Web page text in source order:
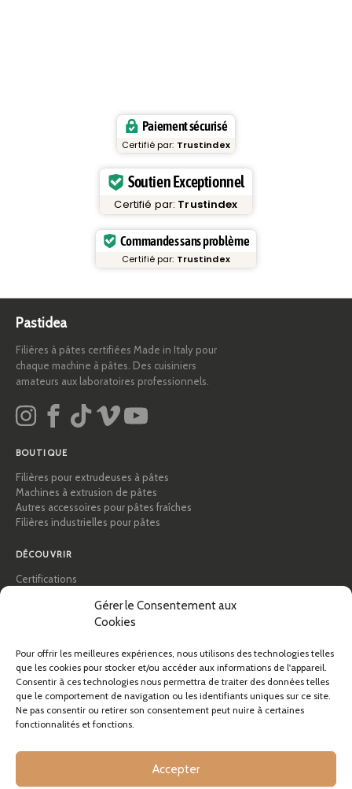
Gérer le Consentement aux
Cookies
Pour offrir les meilleures expériences, nous utilisons des technologies telles
que les cookies pour stocker et/ou accéder aux informations de l'appareil.
Consentir à ces technologies nous permettra de traiter des données telles
que le comportement de navigation ou les identifiants uniques sur ce site.
Ne pas consentir ou retirer son consentement peut nuire à certaines
fonctionnalités et fonctions.
Accepter
Paiement sécurisé
Certifié par: Trustindex
Soutien Exceptionnel
Certifié par: Trustindex
Commandes sans problème
Certifié par: Trustindex
Pastidea
Filières à pâtes certifiées Made in Italy pour
chaque machine à pâtes. Des cuisiniers
amateurs aux laboratoires professionnels.
BOUTIQUE
Filières pour extrudeuses à pâtes
Machines à extrusion de pâtes
Autres accessoires pour pâtes fraîches
Filières industrielles pour pâtes
DÉCOUVRIR
Certifications
Conseils et guides pratiques
À propos de Pastidea
AIDE
FAQ et assistance
Contactez-nous
Infos livraison